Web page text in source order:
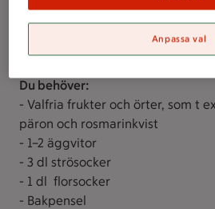
Du behöver:
- Valfria frukter och örter, som t
päron och rosmarinkvist
- 1–2 äggvitor
- 3 dl strösocker
- 1 dl florsocker
- Bakpensel
Anpassa val